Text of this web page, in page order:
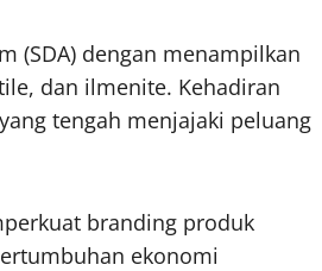
(SDA) dengan menampilkan
dan ilmenite. Kehadiran
tengah menjajaki peluang
branding produk
ekonomi